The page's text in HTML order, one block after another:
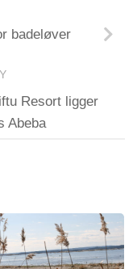
badeløver
Resort ligger
Abeba